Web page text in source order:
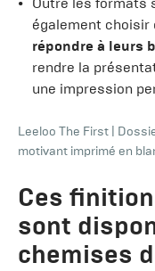
également choisir
répondre à leurs
rendre la
une impression
Leeloo The First
motivant imprimé en
Ces
sont
chemises